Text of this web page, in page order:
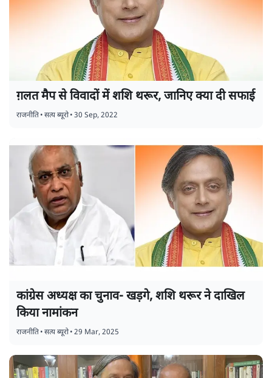
ग़लत मैप से विवादों में शशि थरूर, जानिए क्या दी सफाई
राजनीति•सत्य ब्यूरो•30 Sep, 2022
कांग्रेस अध्यक्ष का चुनाव- खड़गे, शशि थरूर ने दाखिल
किया नामांकन
राजनीति•सत्य ब्यूरो•29 Mar, 2025